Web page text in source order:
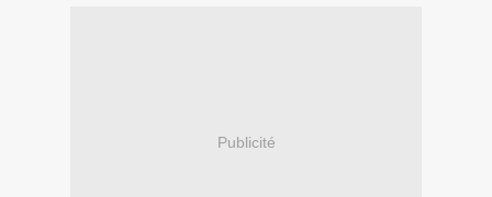
Publicité